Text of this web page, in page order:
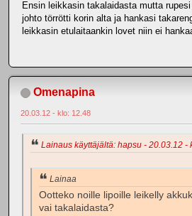
Ensin leikkasin takalaidasta mutta
johto törrötti korin alta ja hankasi
leikkasin etulaitaankin lovet niin ei
Omenapina
20.03.12 - klo: 12.48
Lainaus käyttäjältä: hapsu - 20.03.12 -
Lainaa
Ootteko noille lipoille leikelly
vai takalaidasta?